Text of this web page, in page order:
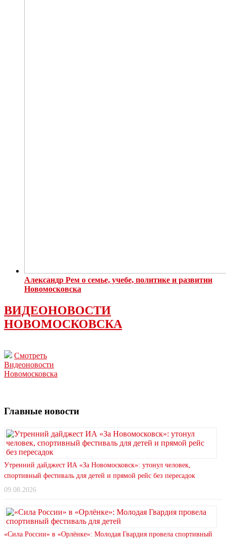
Александр Рем о семье, учебе, политике и развитии
Новомосковска
ВИДЕОНОВОСТИ
НОВОМОСКОВСКА
Смотреть
Видеоновости
Новомосковска
Главные новости
Утренний дайджест ИА «За Новомосковск»: утонул человек,
спортивный фестиваль для детей и прямой рейс без пересадок
09.08.2026
«Сила России» в «Орлёнке»: Молодая Гвардия провела спортивный